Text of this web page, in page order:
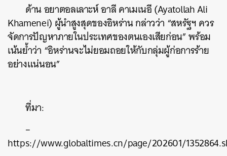
ด้าน อยาตอลเลาะห์ อาลี คาเมเนอี (Ayatollah Ali
Khamenei) ผู้นำสูงสุดของอิหร่าน กล่าวว่า “สหรัฐฯ ควร
จัดการปัญหาภายในประเทศของตนเองเสียก่อน” พร้อม
เน้นย้ำว่า “อิหร่านจะไม่ยอมถอยให้กับกลุ่มผู้ก่อการร้าย
อย่างแน่นอน”
ที่มา:
–
https://www.globaltimes.cn/page/202601/
ค้นหา